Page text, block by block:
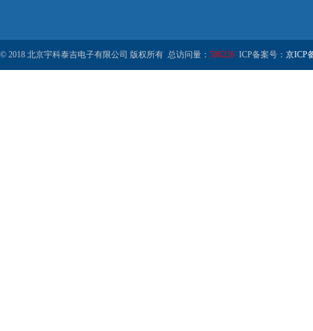
© 2018 北京宇科泰吉电子有限公司 版权所有 总访问量： 586226 ICP备案号： 京ICP